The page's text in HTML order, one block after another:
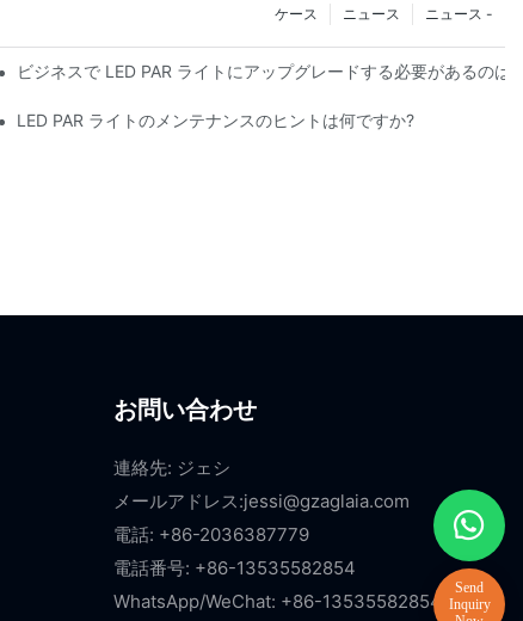
ニュース -
ニュース
ケース
ビジネスで LED PAR ライトにアップグレードする必要があるのは
LED PAR ライトのメンテナンスのヒントは何ですか?
お問い合わせ
連絡先: ジェシ
メールアドレス:jessi@gzaglaia.com
電話: +86-2036387779
電話番号: +86-13535582854
WhatsApp/WeChat: +86-13535582854